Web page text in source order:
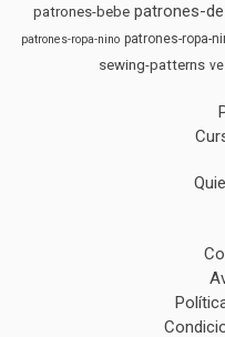
patrones-bebe patrones-
patrones-ropa-nino patrones-ropa-
sewing-patterns